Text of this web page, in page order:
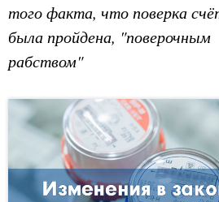
того факта, что поверка
была пройдена, "поверочным
рабством"